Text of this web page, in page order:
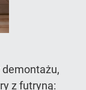
demontażu,
z futryną: